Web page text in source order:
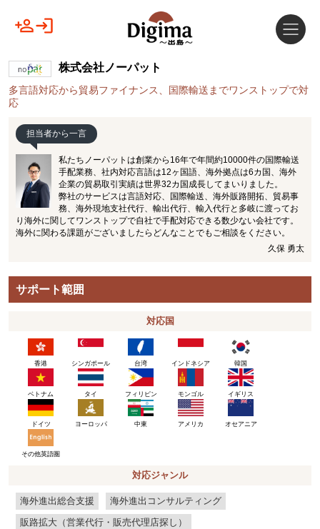
株式会社ノーパット
多言語対応から貿易ファイナンス、国際輸送までワンストップで対
応
担当者から一言
私たちノーパットは創業から16年で年間約10000件の国際輸送
手配業務、社内対応言語は12ヶ国語、海外拠点は6カ国、海外
企業の貿易取引実績は世界32カ国成長してまいりました。
弊社のサービスは言語対応、国際輸送、海外販路開拓、貿易事
務、海外現地支社代行、輸出代行、輸入代行と多岐に渡ってお
り海外に関してワンストップで自社で手配対応できる数少ない会社です。
海外に関わる課題がございましたらどんなことでもご相談をください。
久保 勇太
サポート範囲
対応国
香港 シンガポール 台湾 インドネシア 韓国
ベトナム タイ フィリピン モンゴル イギリス
ドイツ ヨーロッパ 中東 アメリカ オセアニア
その他英語圏
対応ジャンル
海外進出総合支援
海外進出コンサルティング
販路拡大（営業代行・販売代理店探し）